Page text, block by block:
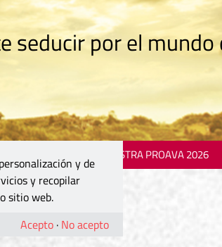
seducir por el mundo
MOSTRA PROAVA 2026
y de
y recopilar
sitio web.
Acepto · No acepto